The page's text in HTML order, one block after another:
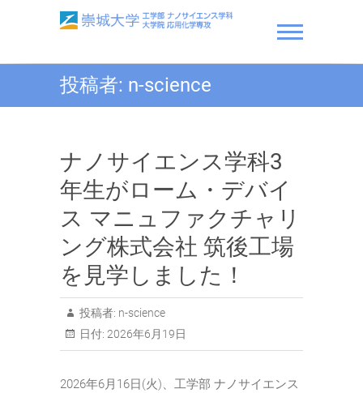
崇城大学 工学部 ナノサ
イエンス学科・大学院 応
投稿者: n-science
ナノサイエンス学科3
年生がローム・デバイ
ス マニュファクチャリ
ング株式会社 筑後工場
を見学しました！
投稿者: n-science
日付: 2026年6月19日
2026年6月16日(火)、工学部 ナノサイエンス